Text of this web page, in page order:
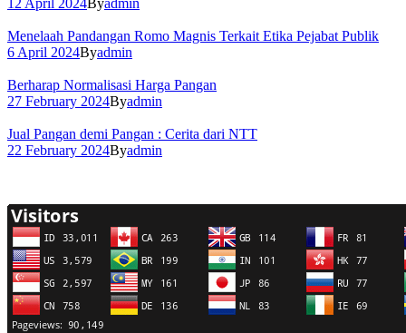
12 April 2024Byadmin
Menelaah Pandangan Romo Magnis Terkait Etika Pejabat Publik
6 April 2024Byadmin
Berharap Normalisasi Harga Pangan
27 February 2024Byadmin
Jual Pangan demi Pangan : Cerita dari NTT
22 February 2024Byadmin